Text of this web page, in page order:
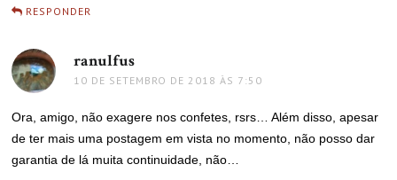
RESPONDER
ranulfus
10 DE SETEMBRO DE 2018 ÀS 7:50
Ora, amigo, não exagere nos confetes, rsrs… Além disso, apesar
de ter mais uma postagem em vista no momento, não posso dar
garantia de lá muita continuidade, não…